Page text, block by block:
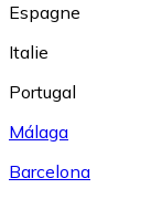
Espagne
Italie
Portugal
Málaga
Barcelona